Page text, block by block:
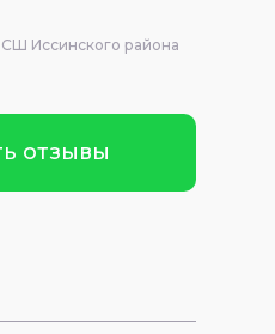
Иссинского района
отзывы